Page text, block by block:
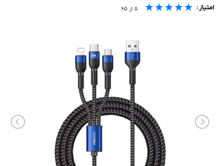
لوازم جانبی
صدا و تصویر
قیمت روز
امتیاز : ★★★★★
★★★★★
★★★★★ ۵ از ۶۵